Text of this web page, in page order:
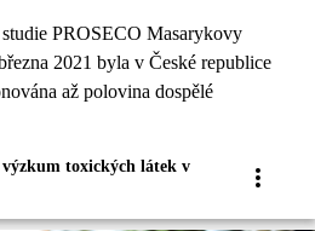
PROSECO Masarykovy
2021 byla v České republice
až polovina dospělé
toxických látek v